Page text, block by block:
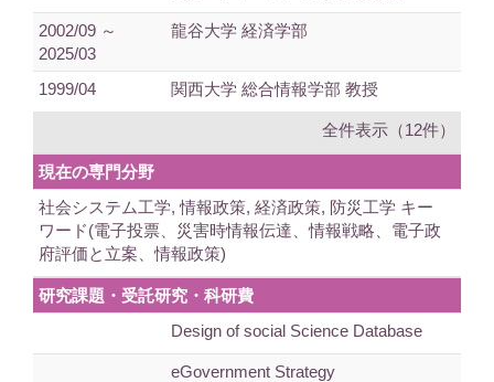
2002/09 ～
2025/03
龍谷大学 経済学部
1999/04 関西大学 総合情報学部 教授
全件表示（12件）
現在の専門分野
社会システム工学, 情報政策, 経済政策, 防災工学 キー
ワード(電子投票、災害時情報伝達、情報戦略、電子政
府評価と立案、情報政策)
研究課題・受託研究・科研費
Design of social Science Database
eGovernment Strategy